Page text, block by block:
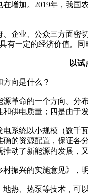
增加。2019年，我
企业、公众三方面密
有一定的经济价值。
以试
向是什么？
革命的一个方向。
供电质量；四是由于
系统以小规模（数
的资源配置，保证
动了新能源的发展，
振兴的实施意见》，
热、热泵等技术，可